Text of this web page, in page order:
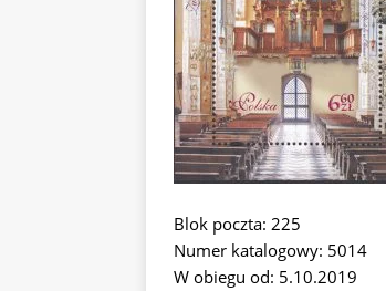
Blok poczta: 225
Numer katalogowy: 5014
W obiegu od: 5.10.2019